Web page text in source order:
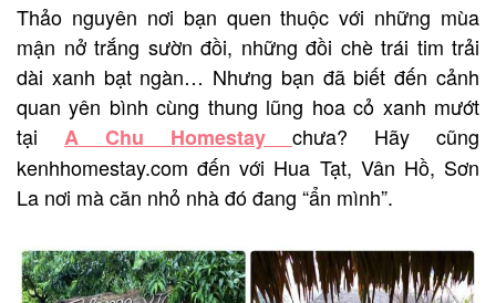
Thảo nguyên nơi bạn quen thuộc với những mùa
mận nở trắng sườn đồi, những đồi chè trái tim trải
dài xanh bạt ngàn… Nhưng bạn đã biết đến cảnh
quan yên bình cùng thung lũng hoa cỏ xanh mướt
tại A Chu Homestay
chưa? Hãy cũng
kenhhomestay.com đến với Hua Tạt, Vân Hồ, Sơn
La nơi mà căn nhỏ nhà đó đang “ẩn mình”.